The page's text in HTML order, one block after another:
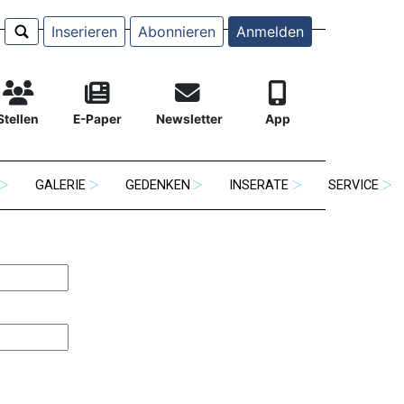
Inserieren Abonnieren Anmelden
E-Paper Newsletter App
GALERIE GEDENKEN INSERATE SERVICE